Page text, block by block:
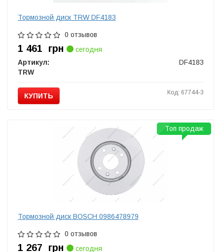
Тормозной диск TRW DF4183
0 отзывов
1 461 грн
сегодня
Артикул:
DF4183
TRW
КУПИТЬ Код: 67744-3
Тормозной диск BOSCH 0986478979
0 отзывов
1 267 грн
сегодня
Топ продаж